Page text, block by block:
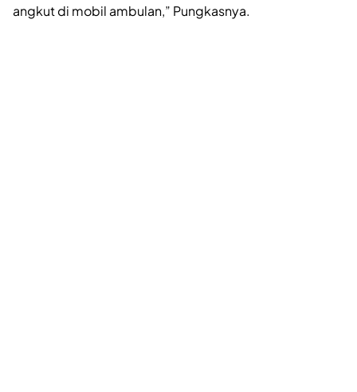
angkut di mobil ambulan,” Pungkasnya.